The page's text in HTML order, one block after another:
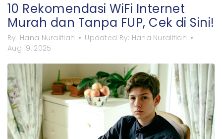
10 Rekomendasi WiFi Internet
Murah dan Tanpa FUP, Cek di Sini!
By: Hana Nuralifiah Updated By: Hana Nuralifiah
Aug 19, 2025